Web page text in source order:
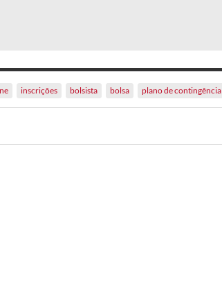
inscrições bolsista bolsa plano de contingência